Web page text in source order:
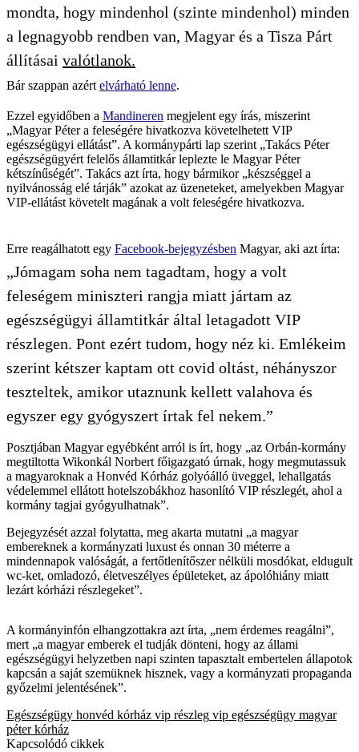
mondta, hogy mindenhol (szinte mindenhol) minden
a legnagyobb rendben van, Magyar és a Tisza Párt
állításai valótlanok.
Bár szappan azért elvárható lenne.
Ezzel egyidőben a Mandineren megjelent egy írás, miszerint
„Magyar Péter a feleségére hivatkozva követelhetett VIP
egészségügyi ellátást”. A kormánypárti lap szerint „Takács Péter
egészségügyért felelős államtitkár leplezte le Magyar Péter
kétszínűségét”. Takács azt írta, hogy bármikor „készséggel a
nyilvánosság elé tárják” azokat az üzeneteket, amelyekben Magyar
VIP-ellátást követelt magának a volt feleségére hivatkozva.
Erre reagálhatott egy Facebook-bejegyzésben Magyar, aki azt írta:
„Jómagam soha nem tagadtam, hogy a volt
feleségem miniszteri rangja miatt jártam az
egészségügyi államtitkár által letagadott VIP
részlegen. Pont ezért tudom, hogy néz ki. Emlékeim
szerint kétszer kaptam ott covid oltást, néhányszor
teszteltek, amikor utaznunk kellett valahova és
egyszer egy gyógyszert írtak fel nekem.”
Posztjában Magyar egyébként arról is írt, hogy „az Orbán-kormány
megtiltotta Wikonkál Norbert főigazgató úrnak, hogy megmutassuk
a magyaroknak a Honvéd Kórház golyóálló üveggel, lehallgatás
védelemmel ellátott hotelszobákhoz hasonlító VIP részlegét, ahol a
kormány tagjai gyógyulhatnak”.
Bejegyzését azzal folytatta, meg akarta mutatni „a magyar
embereknek a kormányzati luxust és onnan 30 méterre a
mindennapok valóságát, a fertőtlenítőszer nélküli mosdókat, eldugult
wc-ket, omladozó, életveszélyes épületeket, az ápolóhiány miatt
lezárt kórházi részlegeket”.
A kormányinfón elhangzottakra azt írta, „nem érdemes reagálni”,
mert „a magyar emberek el tudják dönteni, hogy az állami
egészségügyi helyzetben napi szinten tapasztalt embertelen állapotok
kapcsán a saját szemüknek hisznek, vagy a kormányzati propaganda
győzelmi jelentésének”.
Egészségügy honvéd kórház vip részleg vip egészségügy magyar
péter kórház
Kapcsolódó cikkek